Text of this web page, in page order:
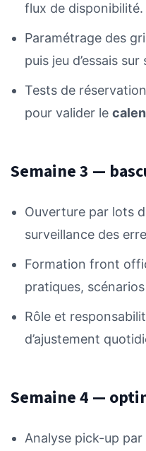
flux de disponibilité.
Paramétrage des
puis jeu d’essais
Tests de
pour valider le
Semaine 3 —
Ouverture par lots
surveillance des
Formation front
pratiques,
Rôle et
d’ajustement
Semaine 4 —
Analyse pick-up